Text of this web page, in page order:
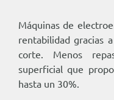
Máquinas de
rentabilidad gracias
corte. Menos
superficial que
hasta un 30%.